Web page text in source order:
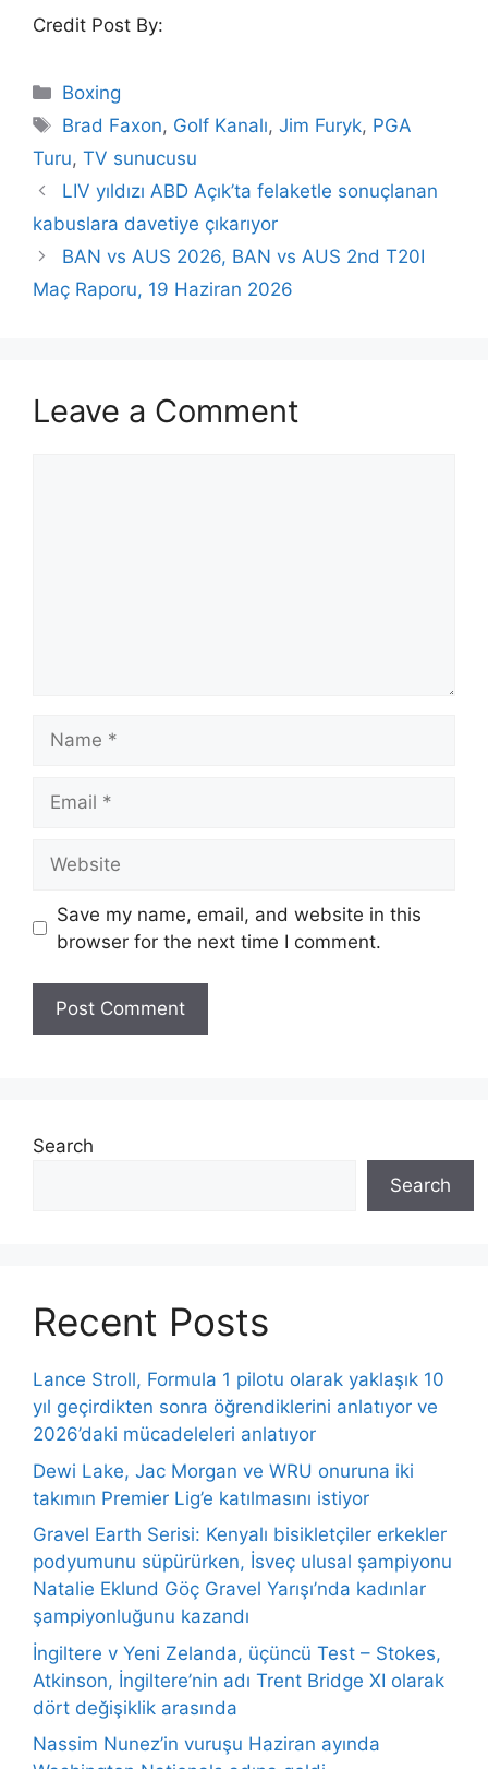
Credit Post By:
Categories
Boxing
Tags
Brad Faxon, Golf Kanalı,Jim Furyk, PGA
Turu, TV sunucusu
LIV yıldızı ABD Açık’ta felaketle sonuçlanan
kabuslara davetiye çıkarıyor
BAN vs AUS 2026, BAN vs AUS 2nd T20I
Maç Raporu, 19 Haziran 2026
Leave a Comment
Save my name, email, and website in this
browser for the next time I comment.
Search
Search
Recent Posts
Lance Stroll, Formula 1 pilotu olarak yaklaşık 10
yıl geçirdikten sonra öğrendiklerini anlatıyor ve
2026’daki mücadeleleri anlatıyor
Dewi Lake, Jac Morgan ve WRU onuruna iki
takımın Premier Lig’e katılmasını istiyor
Gravel Earth Serisi: Kenyalı bisikletçiler erkekler
podyumunu süpürürken, İsveç ulusal şampiyonu
Natalie Eklund Göç Gravel Yarışı’nda kadınlar
şampiyonluğunu kazandı
İngiltere v Yeni Zelanda, üçüncü Test – Stokes,
Atkinson, İngiltere’nin adı Trent Bridge XI olarak
dört değişiklik arasında
Nassim Nunez’in vuruşu Haziran ayında